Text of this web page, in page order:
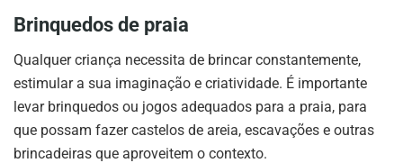
Brinquedos de praia
Qualquer criança necessita de brincar constantemente,
estimular a sua imaginação e criatividade. É importante
levar brinquedos ou jogos adequados para a praia, para
que possam fazer castelos de areia, escavações e outras
brincadeiras que aproveitem o contexto.